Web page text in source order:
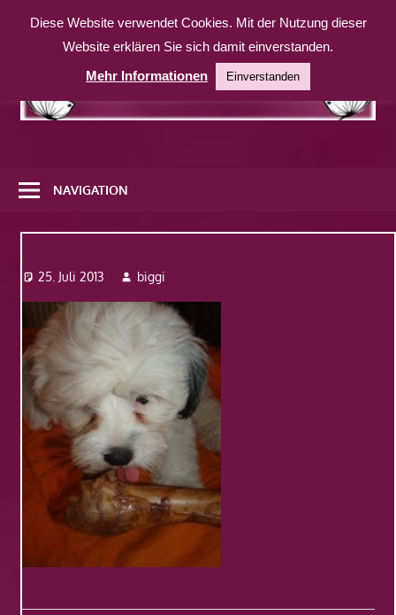
Inhalt
weitere
Website
NAVIGATION
25. Juli 2013 biggi
Diese Website verwendet Cookies. Mit der Nutzung dieser
Website erklären Sie sich damit einverstanden.
Mehr Informationen
Einverstanden